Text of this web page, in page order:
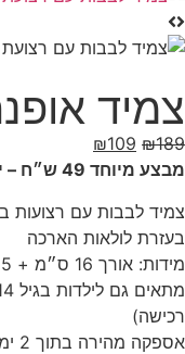
צמיד
₪189
₪109
מבצע מיוחד 49 ש״ח – יחידות אחרונות במלאי
צמיד לבבות עם
בעזרת לולאות הארכה
מידות: אורך 16 ס״מ + 5 ס״מ לולאות הארכה
רכישה)
אספקה מהירה בתוך 2 ימי עסקים !!